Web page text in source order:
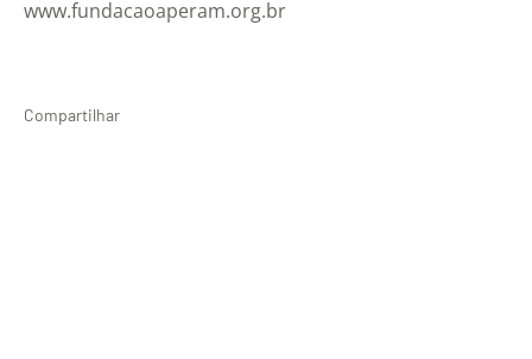
www.fundacaoaperam.org.br
Compartilhar